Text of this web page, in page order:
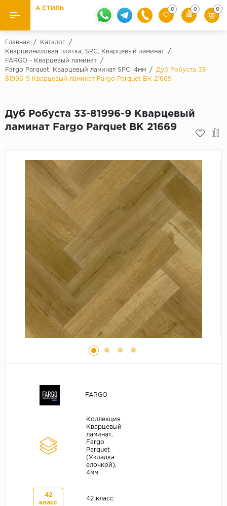
Назад
Ламинат
Kaindl
Quick Step
31 класс
32 класс
33 класс
Палитра
Серый
Бежевый
Дуб светлый
Коричневый
Страна
Австрия
Бельгия
Ковролин и ковровая плитка
Плитка ПВХ
Плинтус
Кварцевый ламинат SPC
Подложка под паркет и ламинат
А СТИЛЬ 0 0 0
Главная / Каталог
/
Кварцвиниловая плитка, SPC, Кварцевый ламинат
/
FARGO - Кварцевый ламинат
/
Fargo Parquet, Кварцевый ламинат SPC, 4мм
/
Дуб Робуста 33-
81996-9 Кварцевый ламинат Fargo Parquet ВК 21669
Дуб Робуста 33-81996-9 Кварцевый
ламинат Fargo Parquet ВК 21669
FARGO
Коллекция
Кварцевый
ламинат,
Fargo
Parquet
(Укладка
елочкой),
4мм
42
класс
42 класс